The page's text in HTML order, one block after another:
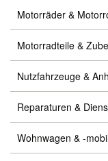
Motorräder &
Motorradteile &
Nutzfahrzeuge &
Reparaturen &
Wohnwagen & -